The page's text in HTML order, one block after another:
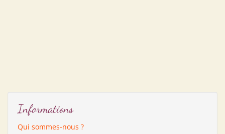
Informations
Qui sommes-nous ?